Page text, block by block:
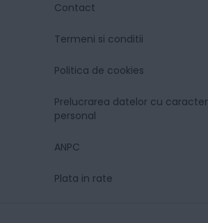
Contact
Termeni si conditii
Politica de cookies
Prelucrarea datelor cu caracter
personal
ANPC
Plata in rate